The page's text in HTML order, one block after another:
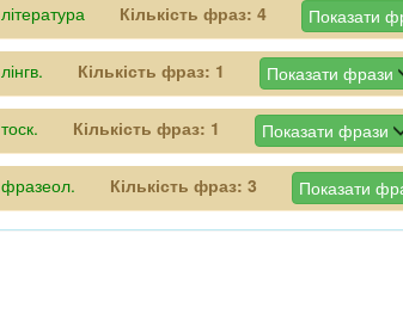
література Кількість фраз: 4 Показати
лінгв. Кількість фраз: 1 Показати фрази
тоск. Кількість фраз: 1 Показати фрази
фразеол. Кількість фраз: 3 Показати